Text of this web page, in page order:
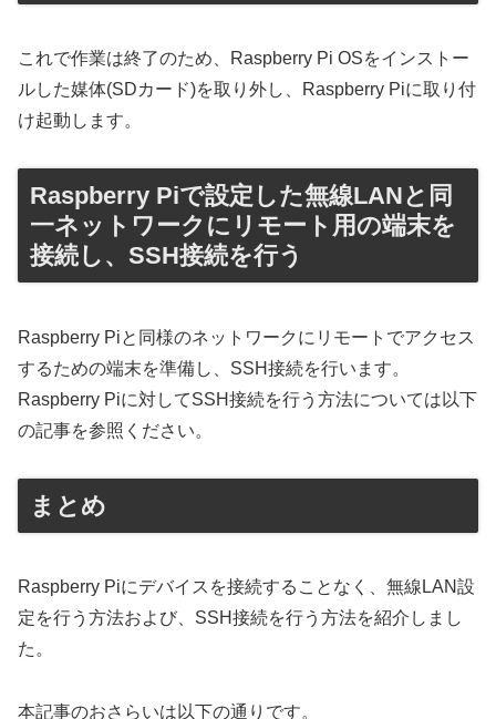
これで作業は終了のため、Raspberry Pi OSをインストー
ルした媒体(SDカード)を取り外し、Raspberry Piに取り付
け起動します。
Raspberry Piで設定した無線LANと同
一ネットワークにリモート用の端末を
接続し、SSH接続を行う
Raspberry Piと同様のネットワークにリモートでアクセス
するための端末を準備し、SSH接続を行います。
Raspberry Piに対してSSH接続を行う方法については以下
の記事を参照ください。
まとめ
Raspberry Piにデバイスを接続することなく、無線LAN設
定を行う方法および、SSH接続を行う方法を紹介しまし
た。
本記事のおさらいは以下の通りです。